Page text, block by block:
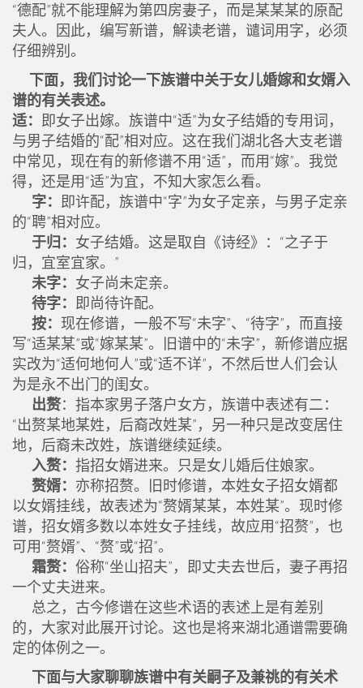
“德配”就不能理解为第四房妻子，而是某某某的原配
夫人。因此，编写新谱，解读老谱，谴词用字，必须
仔细辨别。
下面，我们讨论一下族谱中关于女儿婚嫁和女婿入
谱的有关表述。
适：
即女子出嫁。族谱中“适”为女子结婚的专用词，
与男子结婚的“配”相对应。这在我们湖北各大支老谱
中常见，现在有的新修谱不用“适”，而用“嫁”。我觉
得，还是用“适”为宜，不知大家怎么看。
字：
即许配，族谱中“字”为女子定亲，与男子定亲
的“聘”相对应。
于归： 女子结婚。这是取自《诗经》：“之子于
归，宜室宜家。”
未字： 女子尚未定亲。
待字：
即尚待许配。
按： 现在修谱，一般不写“未字”、“待字”，而直接
写“适某某”或“嫁某某”。旧谱中的“未字”，新修谱应据
实改为“适何地何人”或“适不详”，不然后世人们会认
为是永不出门的闺女。
出赘：指本家男子落户女方，族谱中表述有二：
“出赘某地某姓，后裔改姓某”，另一种只是改变居住
地，后裔未改姓，族谱继续延续。
入赘： 指招女婿进来。只是女儿婚后住娘家。
赘婿： 亦称招赘。旧时修谱，本姓女子招女婿都
以女婿挂线，故表述为“赘婿某某，本姓某”。现时修
谱，招女婿多数以本姓女子挂线，故应用“招赘”，也
可用“赘婿”、“赘”或“招”。
霜赘： 俗称“坐山招夫”，即丈夫去世后，妻子再招
一个丈夫进来。
总之，古今修谱在这些术语的表述上是有差别
的，大家对此展开讨论。这也是将来湖北通谱需要确
定的体例之一。
下面与大家聊聊族谱中有关嗣子及兼祧的有关术